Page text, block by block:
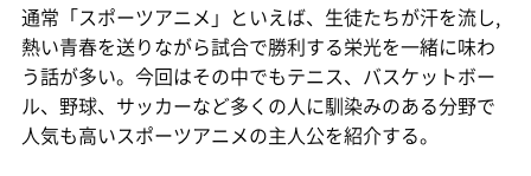
通常「スポーツアニメ」といえば、生徒たちが汗を流し,
熱い青春を送りながら試合で勝利する栄光を一緒に味わ
う話が多い。今回はその中でもテニス、バスケットボー
ル、野球、サッカーなど多くの人に馴染みのある分野で
人気も高いスポーツアニメの主人公を紹介する。